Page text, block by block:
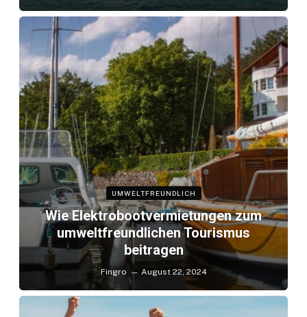
UMWELTFREUNDLICH
Wie Elektrobootvermietungen zum
umweltfreundlichen Tourismus
beitragen
Fingro August 22, 2024